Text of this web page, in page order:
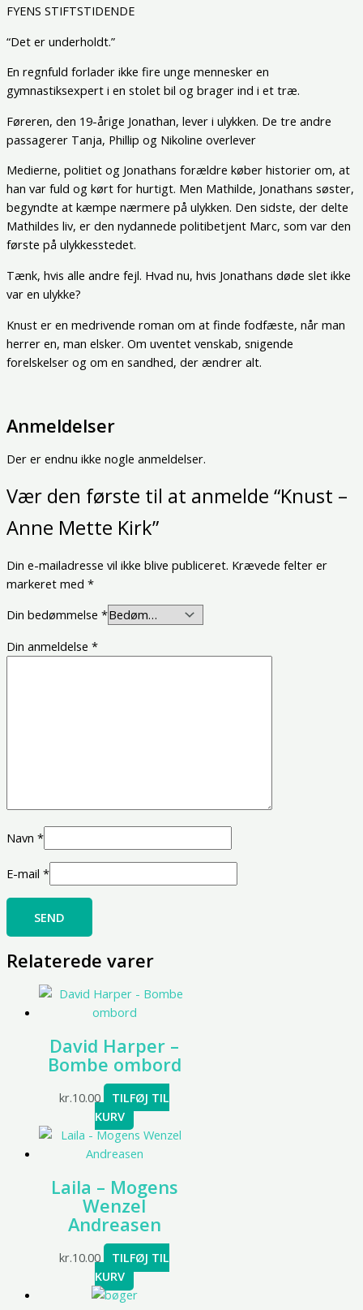
FYENS STIFTSTIDENDE
“Det er underholdt.”
En regnfuld forlader ikke fire unge mennesker en
gymnastiksexpert i en stolet bil og brager ind i et træ.
Føreren, den 19-årige Jonathan, lever i ulykken. De tre andre
passagerer Tanja, Phillip og Nikoline overlever
Medierne, politiet og Jonathans forældre køber historier om, at
han var fuld og kørt for hurtigt. Men Mathilde, Jonathans søster,
begyndte at kæmpe nærmere på ulykken. Den sidste, der delte
Mathildes liv, er den nydannede politibetjent Marc, som var den
første på ulykkesstedet.
Tænk, hvis alle andre fejl. Hvad nu, hvis Jonathans døde slet ikke
var en ulykke?
Knust er en medrivende roman om at finde fodfæste, når man
herrer en, man elsker. Om uventet venskab, snigende
forelskelser og om en sandhed, der ændrer alt.
Anmeldelser
Der er endnu ikke nogle anmeldelser.
Vær den første til at anmelde “Knust –
Anne Mette Kirk”
Din e-mailadresse vil ikke blive publiceret. Krævede felter er
markeret med *
Din bedømmelse *
Din anmeldelse *
Navn *
E-mail *
Relaterede varer
David Harper –
Bombe ombord
kr.10.00
TILFØJ TIL
KURV
Laila – Mogens
Wenzel
Andreasen
kr.10.00
TILFØJ TIL
KURV